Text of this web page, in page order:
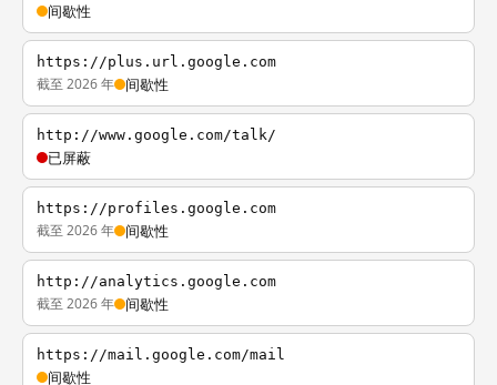
间歇性
https://plus.url.google.com
截至 2026 年 间歇性
http://www.google.com/talk/
已屏蔽
https://profiles.google.com
截至 2026 年 间歇性
http://analytics.google.com
截至 2026 年 间歇性
https://mail.google.com/mail
间歇性